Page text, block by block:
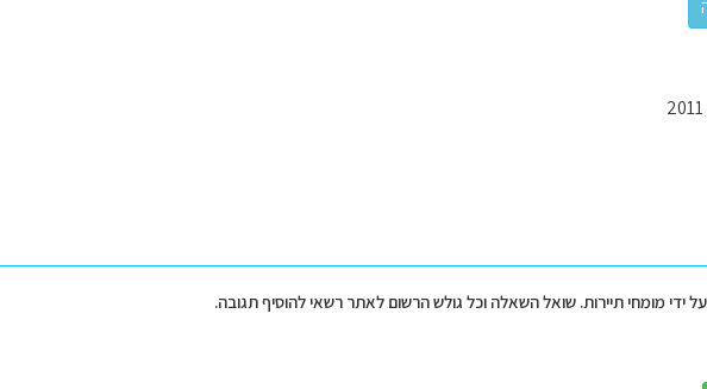
ידי מומחי תיירות. שואל השאלה וכל גולש הרשום לאתר רשאי להוסיף תגובה.